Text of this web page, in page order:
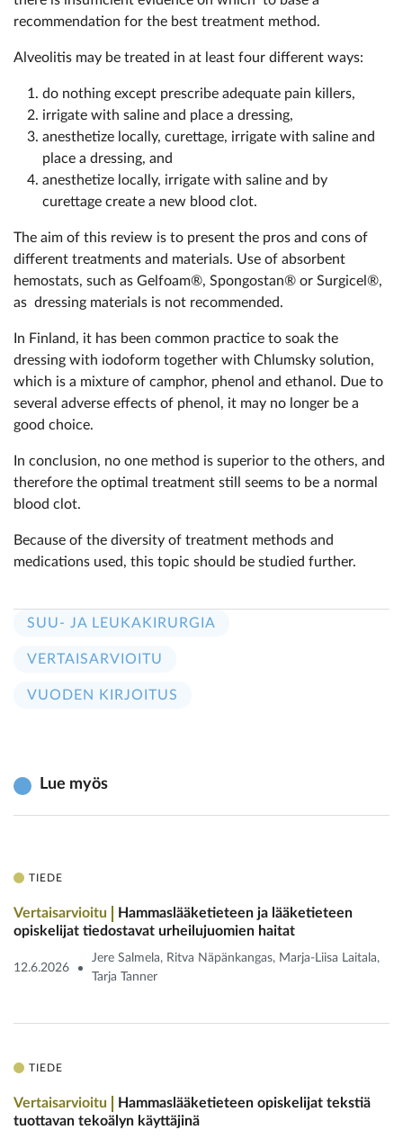
recommendation for the best treatment method.
Alveolitis may be treated in at least four different ways:
do nothing except prescribe adequate pain killers,
irrigate with saline and place a dressing,
anesthetize locally, curettage, irrigate with saline and
place a dressing, and
anesthetize locally, irrigate with saline and by
curettage create a new blood clot.
The aim of this review is to present the pros and cons of
different treatments and materials. Use of absorbent
hemostats, such as Gelfoam®, Spongostan® or Surgicel®,
as dressing materials is not recommended.
In Finland, it has been common practice to soak the
dressing with iodoform together with Chlumsky solution,
which is a mixture of camphor, phenol and ethanol. Due to
several adverse effects of phenol, it may no longer be a
good choice.
In conclusion, no one method is superior to the others, and
therefore the optimal treatment still seems to be a normal
blood clot.
Because of the diversity of treatment methods and
medications used, this topic should be studied further.
SUU- JA LEUKAKIRURGIA
VERTAISARVIOITU
VUODEN KIRJOITUS
Lue myös
TIEDE
Vertaisarvioitu
Hammaslääketieteen ja lääketieteen
opiskelijat tiedostavat urheilu­juomien haitat
12.6.2026
Jere Salmela, Ritva Näpänkangas, Marja-Liisa Laitala,
Tarja Tanner
TIEDE
Vertaisarvioitu
Hammaslääketieteen opiskelijat tekstiä
tuottavan tekoälyn käyttäjinä